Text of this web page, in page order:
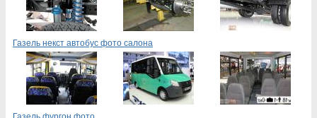
Газель некст автобус фото салона